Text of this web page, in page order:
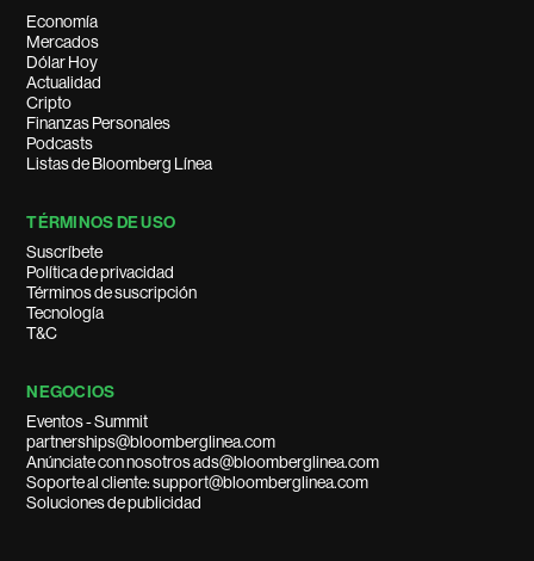
Economía
Mercados
Dólar Hoy
Actualidad
Cripto
Finanzas Personales
Podcasts
Listas de Bloomberg Línea
TÉRMINOS DE USO
Suscríbete
Política de privacidad
Términos de suscripción
Tecnología
T&C
NEGOCIOS
Eventos - Summit
partnerships@bloomberglinea.com
Anúnciate con nosotros ads@bloomberglinea.com
Soporte al cliente: support@bloomberglinea.com
Soluciones de publicidad